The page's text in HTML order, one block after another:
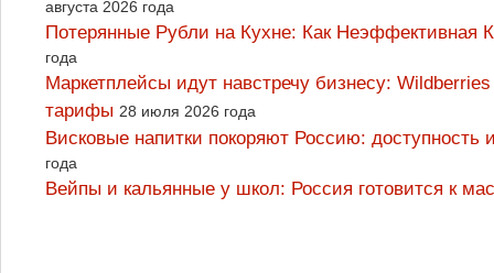
августа 2026 года
Потерянные Рубли на Кухне: Как
года
Маркетплейсы идут навстречу бизнесу:
тарифы 28 июля 2026 года
Висковые напитки покоряют Россию:
года
Вейпы и кальянные у школ: Россия готовится к